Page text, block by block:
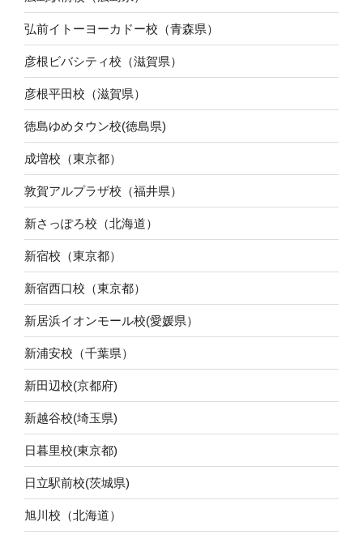
弘前イトーヨーカドー校（青森県）
彦根ビバシティ校（滋賀県）
彦根平田校（滋賀県）
徳島ゆめタウン校(徳島県)
成増校（東京都）
敦賀アルプラザ校（福井県）
新さっぽろ校（北海道）
新宿校（東京都）
新宿西口校（東京都）
新居浜イオンモール校(愛媛県）
新浦安校（千葉県）
新田辺校(京都府)
新越谷校(埼玉県)
日暮里校(東京都)
日立駅前校(茨城県)
旭川校（北海道）